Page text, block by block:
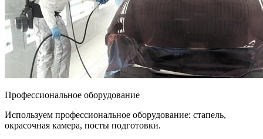
Профессиональное оборудование
Используем профессиональное оборудование: стапель,
окрасочная камера, посты подготовки.